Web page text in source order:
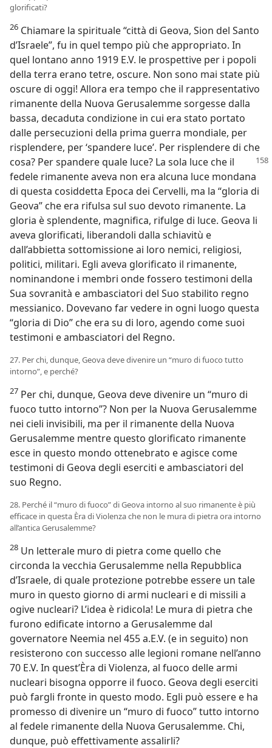
glorificati?
26 Chiamare la spirituale “città di Geova, Sion del Santo
d’Israele”, fu in quel tempo più che appropriato. In
quel lontano anno 1919 E.V. le prospettive per i popoli
della terra erano tetre, oscure. Non sono mai state più
oscure di oggi! Allora era tempo che il rappresentativo
rimanente della Nuova Gerusalemme sorgesse dalla
bassa, decaduta condizione in cui era stato portato
dalle persecuzioni della prima guerra mondiale, per
risplendere, per ‘spandere luce’. Per risplendere di che
cosa? Per spandere quale luce? La sola luce che il
fedele rimanente aveva non era alcuna luce mondana
di questa cosiddetta Epoca dei Cervelli, ma la “gloria di
Geova” che era rifulsa sul suo devoto rimanente. La
gloria è splendente, magnifica, rifulge di luce. Geova li
aveva glorificati, liberandoli dalla schiavitù e
dall’abbietta sottomissione ai loro nemici, religiosi,
politici, militari. Egli aveva glorificato il rimanente,
nominandone i membri onde fossero testimoni della
Sua sovranità e ambasciatori del Suo stabilito regno
messianico. Dovevano far vedere in ogni luogo questa
“gloria di Dio” che era su di loro, agendo come suoi
testimoni e ambasciatori del Regno.
27. Per chi, dunque, Geova deve divenire un “muro di fuoco tutto
intorno”, e perché?
27 Per chi, dunque, Geova deve divenire un “muro di
fuoco tutto intorno”? Non per la Nuova Gerusalemme
nei cieli invisibili, ma per il rimanente della Nuova
Gerusalemme mentre questo glorificato rimanente
esce in questo mondo ottenebrato e agisce come
testimoni di Geova degli eserciti e ambasciatori del
suo Regno.
28. Perché il “muro di fuoco” di Geova intorno al suo rimanente è più
efficace in questa Èra di Violenza che non le mura di pietra ora intorno
all’antica Gerusalemme?
28 Un letterale muro di pietra come quello che
circonda la vecchia Gerusalemme nella Repubblica
d’Israele, di quale protezione potrebbe essere un tale
muro in questo giorno di armi nucleari e di missili a
ogive nucleari? L’idea è ridicola! Le mura di pietra che
furono edificate intorno a Gerusalemme dal
governatore Neemia nel 455 a.E.V. (e in seguito) non
resisterono con successo alle legioni romane nell’anno
70 E.V. In quest’Èra di Violenza, al fuoco delle armi
nucleari bisogna opporre il fuoco. Geova degli eserciti
può fargli fronte in questo modo. Egli può essere e ha
promesso di divenire un “muro di fuoco” tutto intorno
al fedele rimanente della Nuova Gerusalemme. Chi,
dunque, può effettivamente assalirli?